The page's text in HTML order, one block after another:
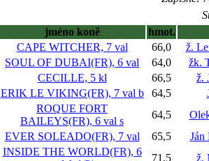
jméno koně
hmot.
CAPE WITCHER, 7 val 66,0
ž.
SOUL OF DUBAI(FR), 6 val 64,0
žk.
CECILLE, 5 kl 66,5
ž.
ERIK LE VIKING(FR), 7 val b 64,5
ROQUE FORT
BAILEYS(FR), 6 val s
64,5
EVER SOLEADO(FR), 7 val 65,5
Ján
INSIDE THE WORLD(FR), 6
71,5
ž.